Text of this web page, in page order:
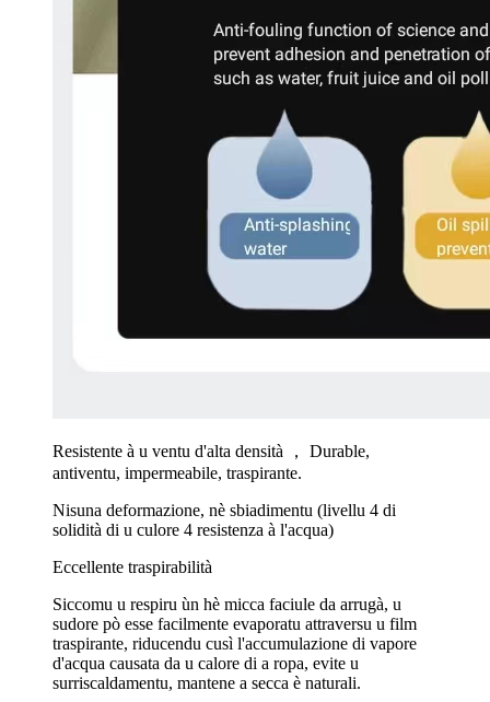
Resistente à u ventu d'alta densità ， Durable,
antiventu, impermeabile, traspirante.
Nisuna deformazione, nè sbiadimentu (livellu 4 di
solidità di u culore 4 resistenza à l'acqua)
Eccellente traspirabilità
Siccomu u respiru ùn hè micca faciule da arrugà, u
sudore pò esse facilmente evaporatu attraversu u film
traspirante, riducendu cusì l'accumulazione di vapore
d'acqua causata da u calore di a ropa, evite u
surriscaldamentu, mantene a secca è naturali.